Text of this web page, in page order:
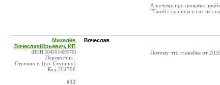
А почему при попытке
"Такой страницы у нас не
Михалёв
ВячеславЮрьевич, ИП
(ИНН:504501469570)
Перевозчик ,
Ступино г. (г.о. Ступино)
Код:204306
#12
Вячеслав
Потому что станейка от